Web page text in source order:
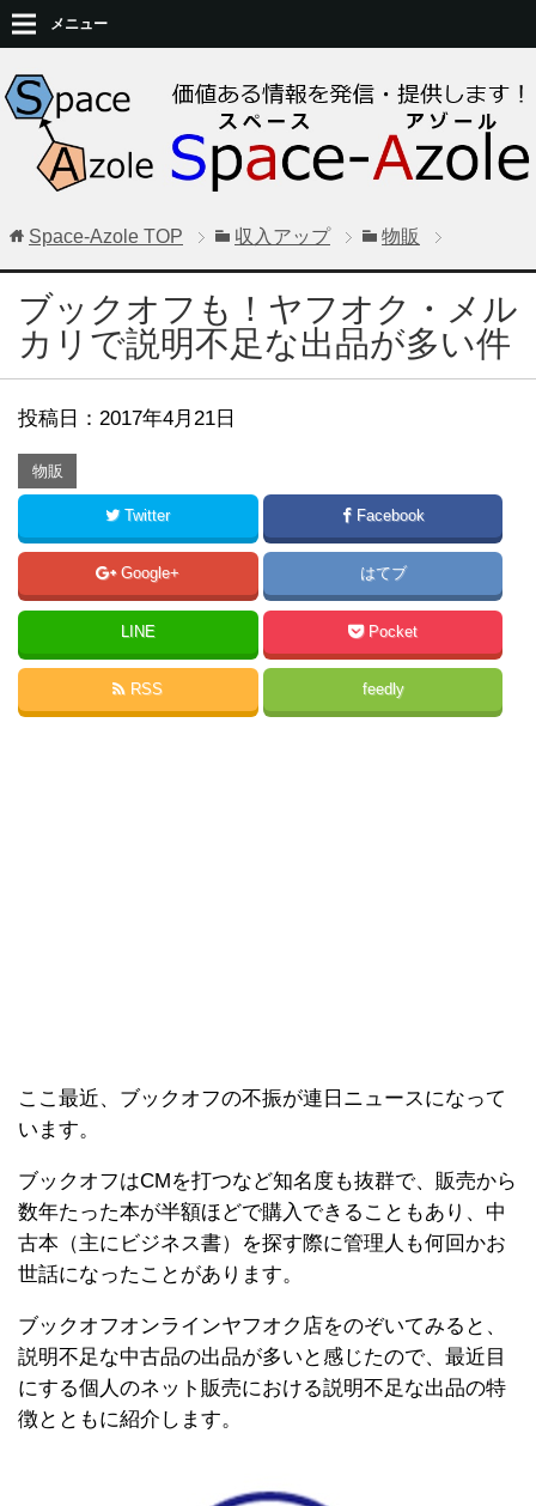
メニュー
Space-Azole TOP 収入アップ 物販
ブックオフも！ヤフオク・メル
カリで説明不足な出品が多い件
投稿日： 2017年4月21日
物販
Twitter Facebook
Google+ はてブ
LINE Pocket
RSS feedly
ここ最近、ブックオフの不振が連日ニュースになって
います。
ブックオフはCMを打つなど知名度も抜群で、販売から
数年たった本が半額ほどで購入できることもあり、中
古本（主にビジネス書）を探す際に管理人も何回かお
世話になったことがあります。
ブックオフオンラインヤフオク店をのぞいてみると、
説明不足な中古品の出品が多いと感じたので、最近目
にする個人のネット販売における説明不足な出品の特
徴とともに紹介します。